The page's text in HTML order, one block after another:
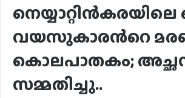
വയസുകാരന്‍റെ
കൊലപാതകം;
സമ്മതിച്ചു..